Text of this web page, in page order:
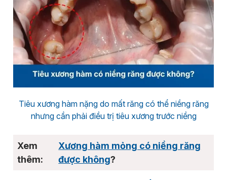
Tiêu xương hàm nặng do mất răng có thể niềng răng
nhưng cần phải điều trị tiêu xương trước niềng
Xương hàm mỏng có niềng răng
được không?